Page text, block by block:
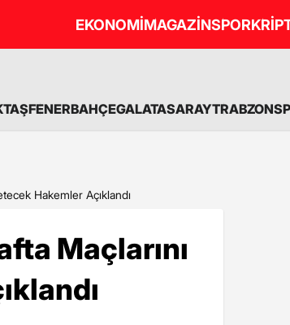
EKONOMİMAGAZİNSPOR
FENERBAHÇEGALATASARAY
Hakemler Açıklandı
Maçlarını